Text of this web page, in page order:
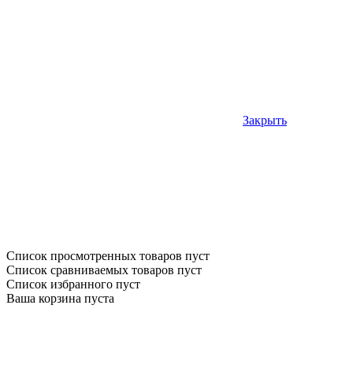
Закрыть
Список просмотренных товаров пуст
Список сравниваемых товаров пуст
Список избранного пуст
Ваша корзина пуста